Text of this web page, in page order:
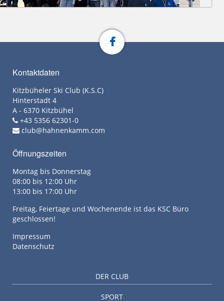
Kontaktdaten
Kitzbüheler Ski Club (K.S.C)
Hinterstadt 4
A - 6370 Kitzbühel
+43 5356 62301-0
club@hahnenkamm.com
Öffnungszeiten
Montag bis Donnerstag
08:00 bis 12:00 Uhr
13:00 bis 17:00 Uhr
Freitag, Feiertage und Wochenende ist das KSC Büro
geschlossen!
Impressum
Datenschutz
DER CLUB
SPORT